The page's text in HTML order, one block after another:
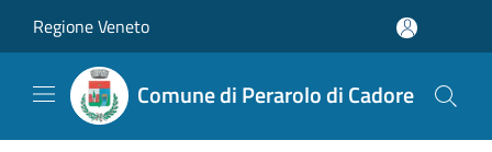
Regione Veneto
Comune di Perarolo di Cadore